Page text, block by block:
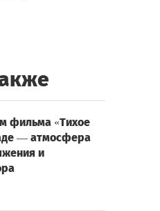
фильма «Тихое
— атмосфера
и